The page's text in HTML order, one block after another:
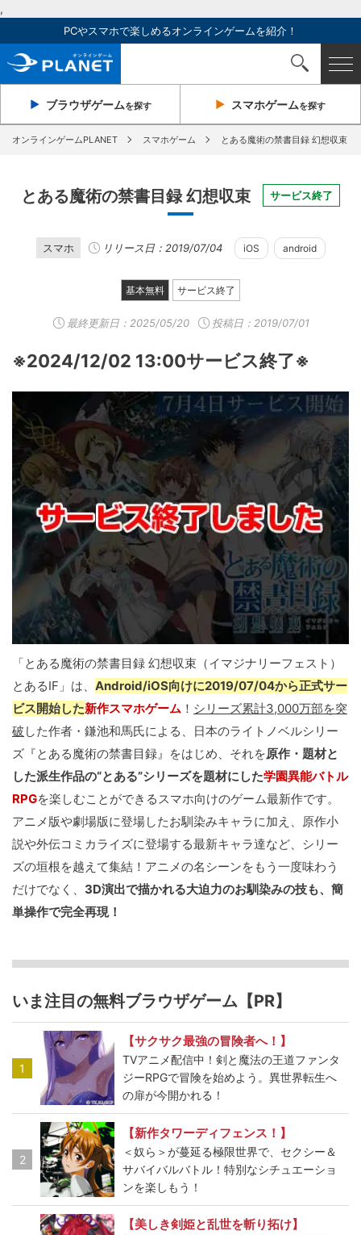
,
PCやスマホで楽しめるオンラインゲームを紹介！
ブラウザゲームを探す スマホゲームを探す
オンラインゲームPLANET スマホゲーム とある魔術の禁書目録 幻想収束
とある魔術の禁書目録 幻想収束 サービス終了
スマホ リリース日：2019/07/04 iOS android
基本無料 サービス終了
最終更新日： 2025/05/20 投稿日：2019/07/01
※2024/12/02 13:00サービス終了※
「とある魔術の禁書目録 幻想収束（イマジナリーフェスト）
とあるIF」は、 Android/iOS向けに2019/07/04から正式サー
ビス開始した新作スマホゲーム ！ シリーズ累計3,000万部を突
破 した作者・鎌池和馬氏による、日本のライトノベルシリー
ズ『とある魔術の禁書目録』をはじめ、それを原作・題材と
した派生作品の“とある”シリーズを題材にした学園異能バトル
RPGを楽しむことができるスマホ向けのゲーム最新作です。
アニメ版や劇場版に登場したお馴染みキャラに加え、原作小
説や外伝コミカライズに登場する最新キャラ達など、シリー
ズの垣根を越えて集結！アニメの名シーンをもう一度味わう
だけでなく、 3D演出で描かれる大迫力のお馴染みの技も、簡
単操作で完全再現！
いま注目の無料ブラウザゲーム【PR】
1
【サクサク最強の冒険者へ！】
TVアニメ配信中！剣と魔法の王道ファンタ
ジーRPGで冒険を始めよう。異世界転生へ
の扉が今開かれる！
2
【新作タワーディフェンス！】
＜奴ら＞が蔓延る極限世界で、セクシー＆
サバイバルバトル！特別なシチュエーショ
ンを楽しもう！
【美しき剣姫と乱世を斬り拓け】